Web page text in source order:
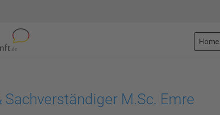
Home
Sachverständiger M.Sc. Emre